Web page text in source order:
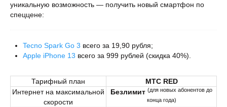
уникальную возможность — получить новый смартфон по
спеццене:
Tecno Spark Go 3 всего за 19,90 рубля;
Apple iPhone 13 всего за 999 рублей (скидка 40%).
Тарифный план МТС RED
Интернет на максимальной
скорости
Безлимит (для новых абонентов до
конца года)